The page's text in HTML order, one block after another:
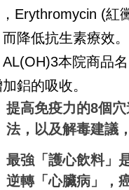
Erythromycin (紅
降低抗生素療效
本院商品
鋁的吸收。
提高免疫力的8個
法，以及解毒建議
病...
最強「護心飲料」
逆轉「心臟病」，